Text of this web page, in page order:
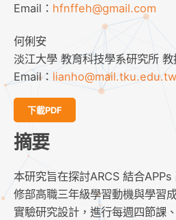
Email： hfnffeh@gmail.com
何俐安
淡江大學 教育科技學系研究所 教
Email： lianho@mail.tku.edu.tw
下載PDF
摘要
本研究旨在探討ARCS 結合
修部高職三年級學習動機與學習
實驗研究設計，進行每週四節課